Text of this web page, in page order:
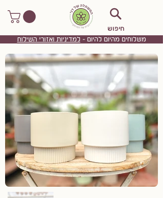
חיפוש
משלוחים מהיום להיום - למדיניות ואזורי השילוח